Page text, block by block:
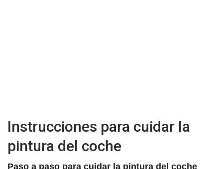
Instrucciones para cuidar la
pintura del coche
Paso a paso para cuidar la pintura del coche